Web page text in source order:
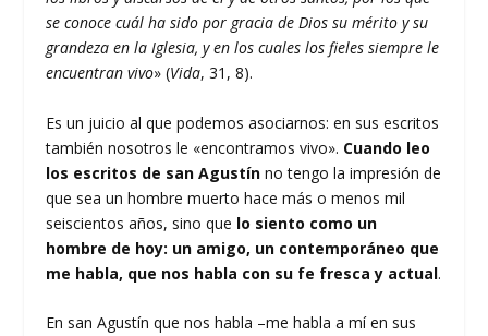
se conoce cuál ha sido por gracia de Dios su mérito y su
grandeza en la Iglesia, y en los cuales los fieles siempre le
encuentran vivo» (Vida, 31, 8).
Es un juicio al que podemos asociarnos: en sus escritos
también nosotros le «encontramos vivo». Cuando leo
los escritos de san Agustín no tengo la impresión de
que sea un hombre muerto hace más o menos mil
seiscientos años, sino que lo siento como un
hombre de hoy: un amigo, un contemporáneo que
me habla, que nos habla con su fe fresca y actual.
En san Agustín que nos habla –me habla a mí en sus